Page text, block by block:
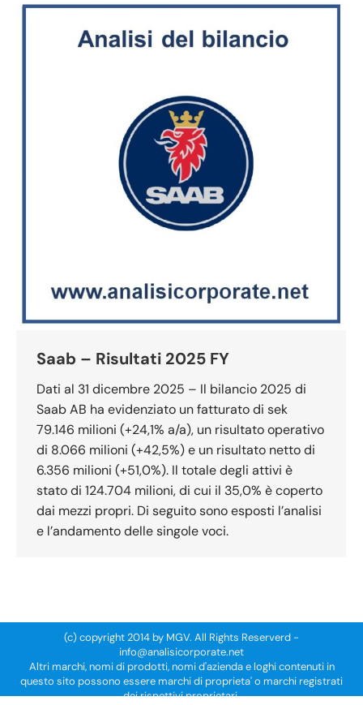
Saab – Risultati 2025 FY
Dati al 31 dicembre 2025 – Il bilancio 2025 di
Saab AB ha evidenziato un fatturato di sek
79.146 milioni (+24,1% a/a), un risultato operativo
di 8.066 milioni (+42,5%) e un risultato netto di
6.356 milioni (+51,0%). Il totale degli attivi è
stato di 124.704 milioni, di cui il 35,0% è coperto
dai mezzi propri. Di seguito sono esposti l’analisi
e l’andamento delle singole voci.
(c) copyright 2014 by MGV. All Rights Reserverd -
info@analisicorporate.net
Altri marchi, nomi di prodotti, nomi d'azienda e loghi contenuti in
questo sito possono essere marchi di proprieta' o marchi registrati
dei rispettivi proprietari.